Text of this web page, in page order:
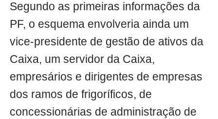
Segundo as primeiras informações da
PF, o esquema envolveria ainda um
vice-presidente de gestão de ativos da
Caixa, um servidor da Caixa,
empresários e dirigentes de empresas
dos ramos de frigoríficos, de
concessionárias de administração de